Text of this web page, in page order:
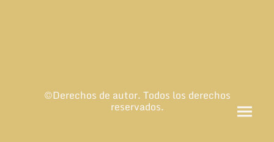
©Derechos de autor. Todos los derechos
reservados.